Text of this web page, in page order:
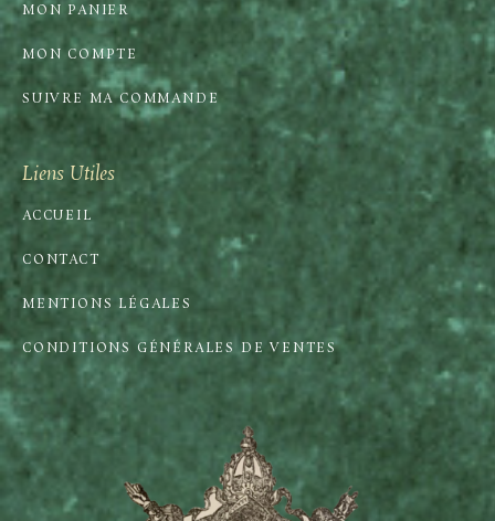
MON PANIER
MON COMPTE
SUIVRE MA COMMANDE
Liens Utiles
ACCUEIL
CONTACT
MENTIONS LÉGALES
CONDITIONS GÉNÉRALES DE VENTES